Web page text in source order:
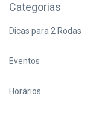
Categorias
Dicas para 2 Rodas
Eventos
Horários